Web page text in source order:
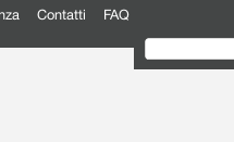
Contatti FAQ